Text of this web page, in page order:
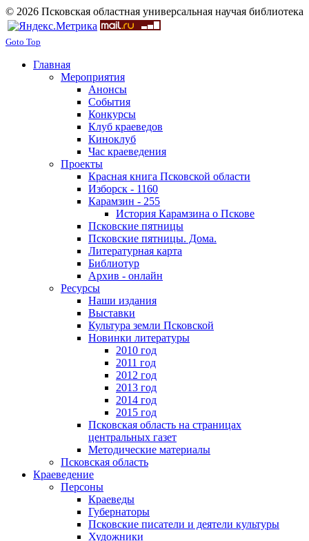
© 2026 Псковская областная универсальная научая библиотека
Goto Top
Главная
Мероприятия
Анонсы
События
Конкурсы
Клуб краеведов
Киноклуб
Час краеведения
Проекты
Красная книга Псковской области
Изборск - 1160
Карамзин - 255
История Карамзина о Пскове
Псковские пятницы
Псковские пятницы. Дома.
Литературная карта
Библиотур
Архив - онлайн
Ресурсы
Наши издания
Выставки
Культура земли Псковской
Новинки литературы
2010 год
2011 год
2012 год
2013 год
2014 год
2015 год
Псковская область на страницах
центральных газет
Методические материалы
Псковская область
Краеведение
Персоны
Краеведы
Губернаторы
Псковские писатели и деятели культуры
Художники